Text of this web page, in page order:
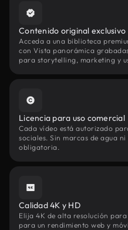
Contenido original exclusivo
Acceda a una biblioteca
con Vista panorámica
para storytelling, marketing y
Licencia para uso comercial
Cada vídeo está autorizado
sociales. Sin marcas de agua
obligatoria.
Calidad 4K y HD
Elija 4K de alta resolución
para un rendimiento web y